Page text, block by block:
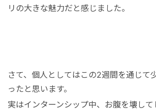
リの大きな魅力だと感じました。
さて、個人としてはこの2週間を通じて
ったと思います。
実はインターンシップ中、お腹を壊し